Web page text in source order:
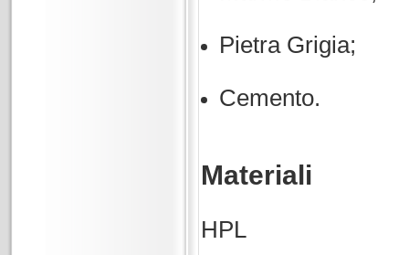
Pietra Grigia;
Cemento.
Materiali
HPL